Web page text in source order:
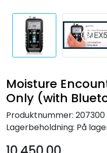
Moisture
Only (with
Produktnummer: 207300
Lagerbeholdning: På